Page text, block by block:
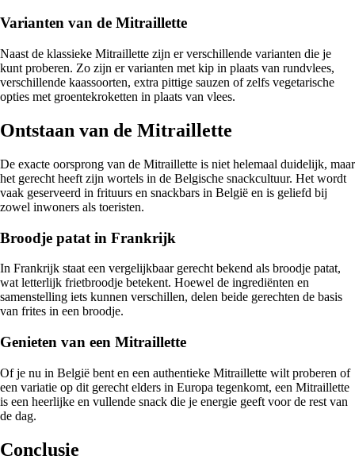
Varianten van de Mitraillette
Naast de klassieke Mitraillette zijn er verschillende varianten die je
kunt proberen. Zo zijn er varianten met kip in plaats van rundvlees,
verschillende kaassoorten, extra pittige sauzen of zelfs vegetarische
opties met groentekroketten in plaats van vlees.
Ontstaan van de Mitraillette
De exacte oorsprong van de Mitraillette is niet helemaal duidelijk, maar
het gerecht heeft zijn wortels in de Belgische snackcultuur. Het wordt
vaak geserveerd in frituurs en snackbars in België en is geliefd bij
zowel inwoners als toeristen.
Broodje patat in Frankrijk
In Frankrijk staat een vergelijkbaar gerecht bekend als broodje patat,
wat letterlijk frietbroodje betekent. Hoewel de ingrediënten en
samenstelling iets kunnen verschillen, delen beide gerechten de basis
van frites in een broodje.
Genieten van een Mitraillette
Of je nu in België bent en een authentieke Mitraillette wilt proberen of
een variatie op dit gerecht elders in Europa tegenkomt, een Mitraillette
is een heerlijke en vullende snack die je energie geeft voor de rest van
de dag.
Conclusie